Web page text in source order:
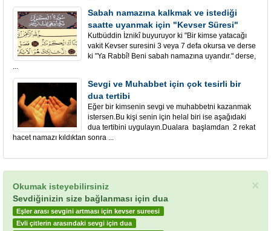
Sabah namazına kalkmak ve istediği
saatte uyanmak için "Kevser Süresi"
Kutbüddin İznikî buyuruyor ki "Bir kimse yatacağı
vakit Kevser suresini 3 veya 7 defa okursa ve derse
ki "Ya Rabbî! Beni sabah namazına uyandır." derse,
...
Sevgi ve Muhabbet için çok tesirli bir
dua tertibi
Eğer bir kimsenin sevgi ve muhabbetni kazanmak
istersen.Bu kişi senin için helal biri ise aşağıdaki
dua tertibini uygulayın.Dualara başlamdan 2 rekat
hacet namazı kıldıktan sonra ...
×
Okumak isteyebilirsiniz
Sevdiğinizin size bağlanması için dua
Eşler arası sevgini artması için kevser sureesi
Evli çitlerin arasındaki sevgi için dua